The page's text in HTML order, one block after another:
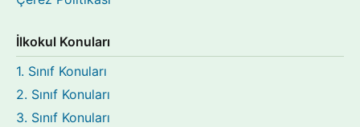
İlkokul Konuları
1. Sınıf Konuları
2. Sınıf Konuları
3. Sınıf Konuları